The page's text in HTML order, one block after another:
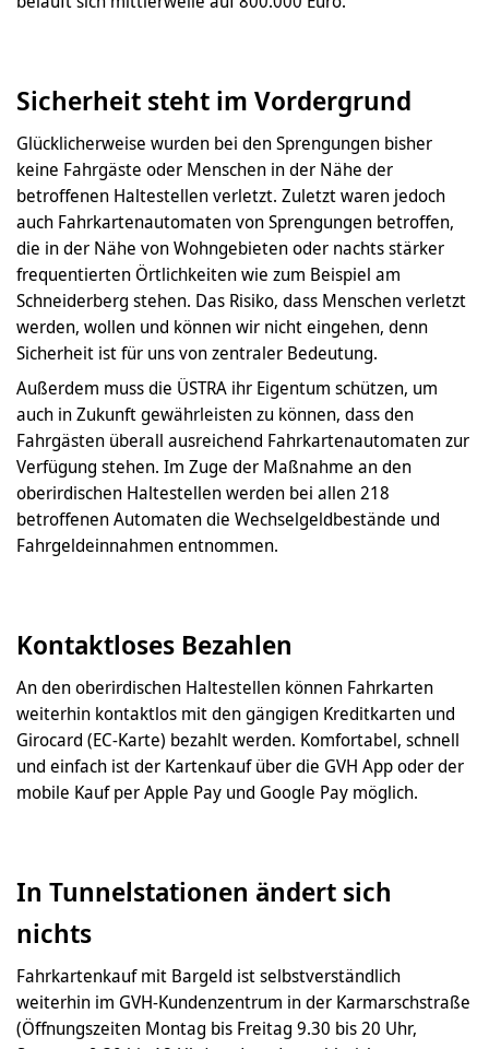
Sicherheit steht im Vordergrund
Glücklicherweise wurden bei den Sprengungen bisher
keine Fahrgäste oder Menschen in der Nähe der
betroffenen Haltestellen verletzt. Zuletzt waren jedoch
auch Fahrkartenautomaten von Sprengungen betroffen,
die in der Nähe von Wohngebieten oder nachts stärker
frequentierten Örtlichkeiten wie zum Beispiel am
Schneiderberg stehen. Das Risiko, dass Menschen verletzt
werden, wollen und können wir nicht eingehen, denn
Sicherheit ist für uns von zentraler Bedeutung.
Außerdem muss die ÜSTRA ihr Eigentum schützen, um
auch in Zukunft gewährleisten zu können, dass den
Fahrgästen überall ausreichend Fahrkartenautomaten zur
Verfügung stehen. Im Zuge der Maßnahme an den
oberirdischen Haltestellen werden bei allen 218
betroffenen Automaten die Wechselgeldbestände und
Fahrgeldeinnahmen entnommen.
Kontaktloses Bezahlen
An den oberirdischen Haltestellen können Fahrkarten
weiterhin kontaktlos mit den gängigen Kreditkarten und
Girocard (EC-Karte) bezahlt werden. Komfortabel, schnell
und einfach ist der Kartenkauf über die GVH App oder der
mobile Kauf per Apple Pay und Google Pay möglich.
In Tunnelstationen ändert sich
nichts
Fahrkartenkauf mit Bargeld ist selbstverständlich
weiterhin im GVH-Kundenzentrum in der Karmarschstraße
(Öffnungszeiten Montag bis Freitag 9.30 bis 20 Uhr,